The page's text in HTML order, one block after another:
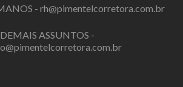
- rh@pimentelcorretora.com.br
DEMAIS ASSUNTOS -